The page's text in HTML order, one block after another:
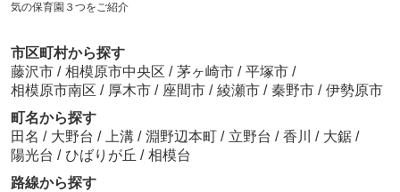
気の保育園３つをご紹介
市区町村から探す
藤沢市 / 相模原市中央区 / 茅ヶ崎市 / 平塚市 /
相模原市南区 / 厚木市 / 座間市 / 綾瀬市 / 秦野市 / 伊勢原市
町名から探す
田名 / 大野台 / 上溝 / 淵野辺本町 / 立野台 / 香川 / 大鋸 /
陽光台 / ひばりが丘 / 相模台
路線から探す